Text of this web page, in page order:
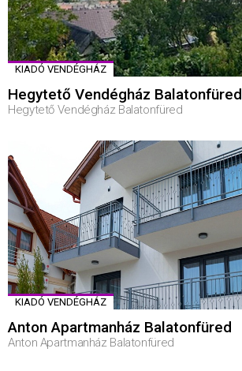
KIADÓ VENDÉGHÁZ
Hegytető Vendégház Balatonfüred
Hegytető Vendégház Balatonfüred
KIADÓ VENDÉGHÁZ
Anton Apartmanház Balatonfüred
Anton Apartmanház Balatonfüred